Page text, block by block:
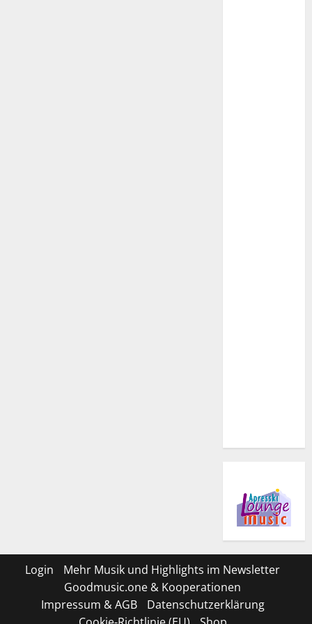
Login
Mehr Musik und Highlights im Newsletter
Goodmusic.one & Kooperationen
Impressum & AGB
Datenschutzerklärung